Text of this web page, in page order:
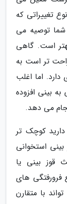
تغییراتی که
توصیه می
است. گاهی
تر است به
اما اغلب
بینی افزوده
می دهد.
کوچک تر
استخوانی
قوز بینی یا
فرورفتگی های
با متقارن